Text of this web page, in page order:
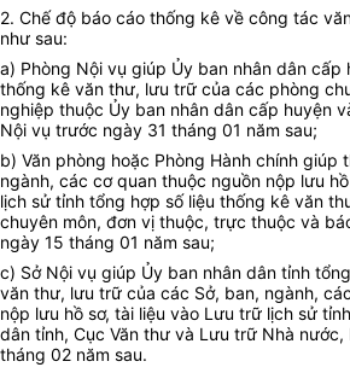
2. Chế độ báo cáo thống kê về công tác
như sau:
a) Phòng Nội vụ giúp Ủy ban nhân dân cấp
thống kê văn thư, lưu trữ của các phòng
nghiệp thuộc Ủy ban nhân dân cấp huyện
Nội vụ trước ngày 31 tháng 01 năm sau;
b) Văn phòng hoặc Phòng Hành chính giúp
ngành, các cơ quan thuộc nguồn nộp lưu
lịch sử tỉnh tổng hợp số liệu thống kê văn
chuyên môn, đơn vị thuộc, trực thuộc và
ngày 15 tháng 01 năm sau;
c) Sở Nội vụ giúp Ủy ban nhân dân tỉnh
văn thư, lưu trữ của các Sở, ban, ngành,
nộp lưu hồ sơ, tài liệu vào Lưu trữ lịch sử
dân tỉnh, Cục Văn thư và Lưu trữ Nhà
tháng 02 năm sau.